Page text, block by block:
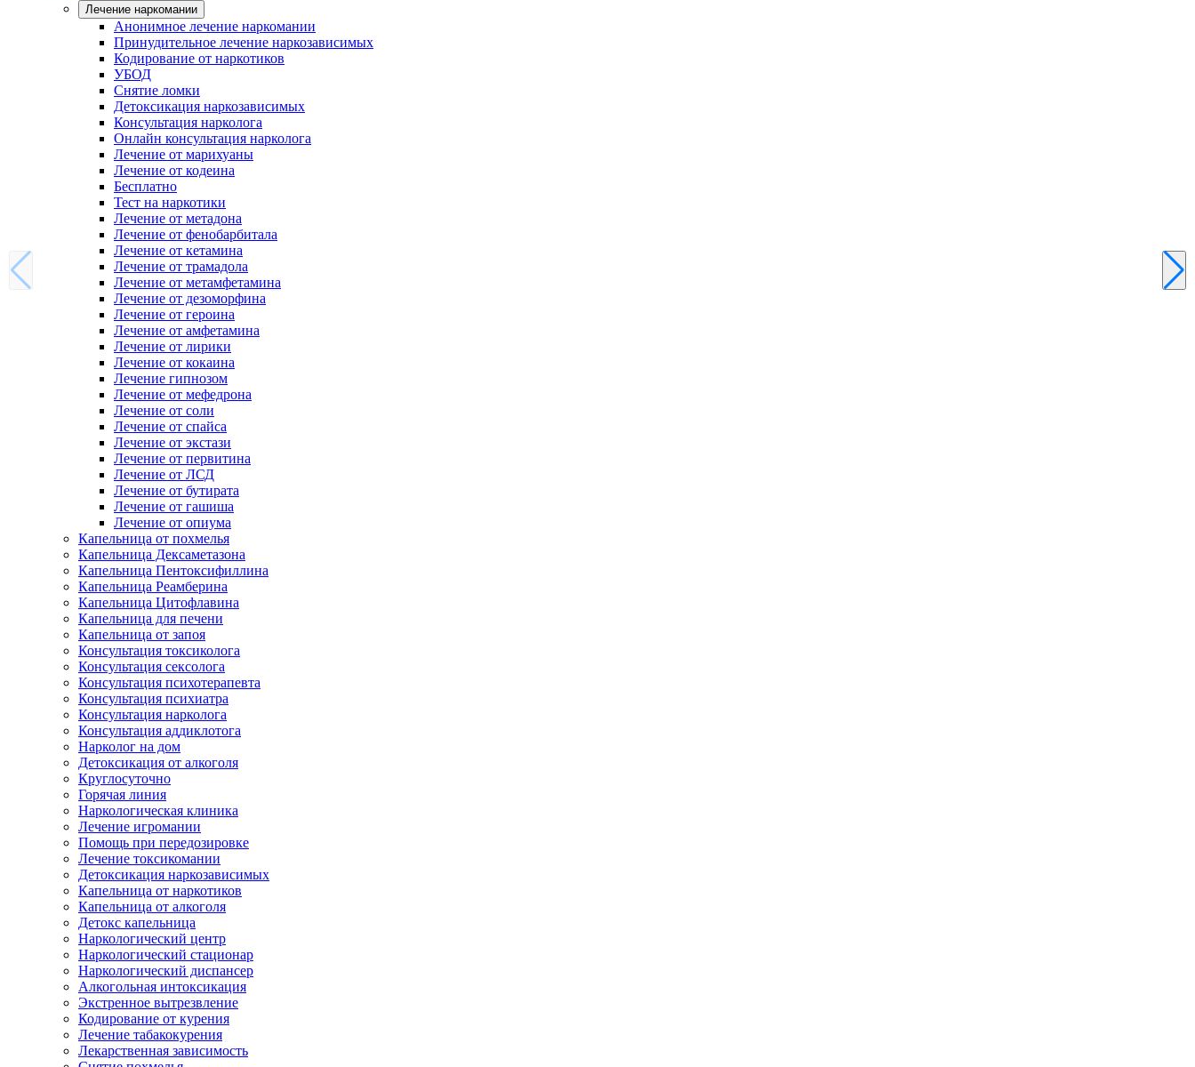
Лечение наркомании
Анонимное лечение наркомании
Принудительное лечение наркозависимых
Кодирование от наркотиков
УБОД
Снятие ломки
Детоксикация наркозависимых
Консультация нарколога
Онлайн консультация нарколога
Лечение от марихуаны
Лечение от кодеина
Бесплатно
Тест на наркотики
Лечение от метадона
Лечение от фенобарбитала
Лечение от кетамина
Лечение от трамадола
Лечение от метамфетамина
Лечение от дезоморфина
Лечение от героина
Лечение от амфетамина
Лечение от лирики
Лечение от кокаина
Лечение гипнозом
Лечение от мефедрона
Лечение от соли
Лечение от спайса
Лечение от экстази
Лечение от первитина
Лечение от ЛСД
Лечение от бутирата
Лечение от гашиша
Лечение от опиума
Капельница от похмелья
Капельница Дексаметазона
Капельница Пентоксифиллина
Капельница Реамберина
Капельница Цитофлавина
Капельница для печени
Капельница от запоя
Консультация токсиколога
Консультация сексолога
Консультация психотерапевта
Консультация психиатра
Консультация нарколога
Консультация аддиклотога
Нарколог на дом
Детоксикация от алкоголя
Круглосуточно
Горячая линия
Наркологическая клиника
Лечение игромании
Помощь при передозировке
Лечение токсикомании
Детоксикация наркозависимых
Капельница от наркотиков
Капельница от алкоголя
Детокс капельница
Наркологический центр
Наркологический стационар
Наркологический диспансер
Алкогольная интоксикация
Экстренное вытрезвление
Кодирование от курения
Лечение табакокурения
Лекарственная зависимость